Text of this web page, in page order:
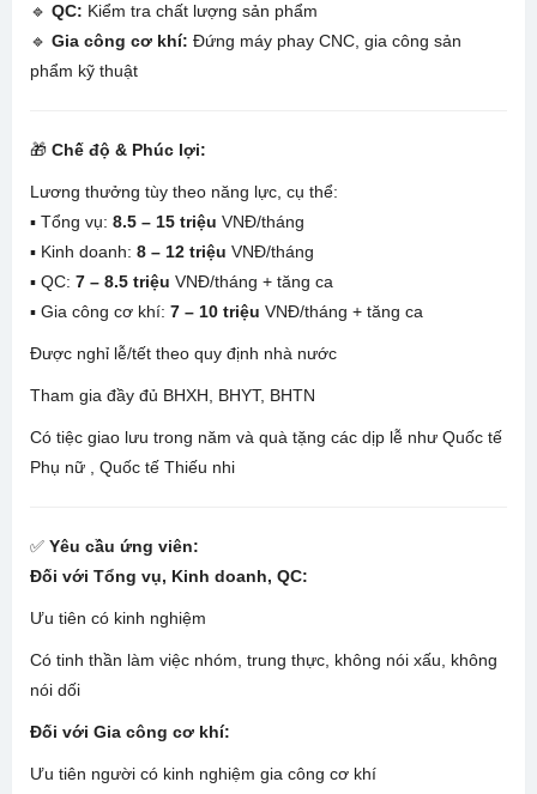
🔹 QC: Kiểm tra chất lượng sản phẩm
🔹 Gia công cơ khí: Đứng máy phay CNC, gia công sản
phẩm kỹ thuật
🎁 Chế độ & Phúc lợi:
Lương thưởng tùy theo năng lực, cụ thể:
▪️ Tổng vụ: 8.5 – 15 triệu VNĐ/tháng
▪️ Kinh doanh: 8 – 12 triệu VNĐ/tháng
▪️ QC: 7 – 8.5 triệu VNĐ/tháng + tăng ca
▪️ Gia công cơ khí: 7 – 10 triệu VNĐ/tháng + tăng ca
Được nghỉ lễ/tết theo quy định nhà nước
Tham gia đầy đủ BHXH, BHYT, BHTN
Có tiệc giao lưu trong năm và quà tặng các dịp lễ như Quốc tế
Phụ nữ , Quốc tế Thiếu nhi
✅ Yêu cầu ứng viên:
Đối với Tổng vụ, Kinh doanh, QC:
Ưu tiên có kinh nghiệm
Có tinh thần làm việc nhóm, trung thực, không nói xấu, không
nói dối
Đối với Gia công cơ khí:
Ưu tiên người có kinh nghiệm gia công cơ khí